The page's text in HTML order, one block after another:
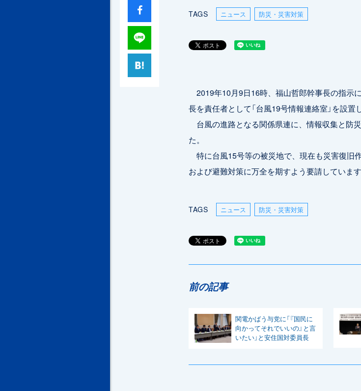
TAGS ニュース 防災・災害対策
2019年10月9日16時、福山哲郎幹事長の指示
長を責任者として「台風19号情報連絡室」を設置
台風の進路となる関係県連に、情報収集と防
た。
特に台風15号等の被災地で、現在も災害復旧
および避難対策に万全を期すよう要請しています
TAGS ニュース 防災・災害対策
前の記事
関電かばう与党に「『国民に
向かってそれでいいの』と言
いたい」と安住国対委員長